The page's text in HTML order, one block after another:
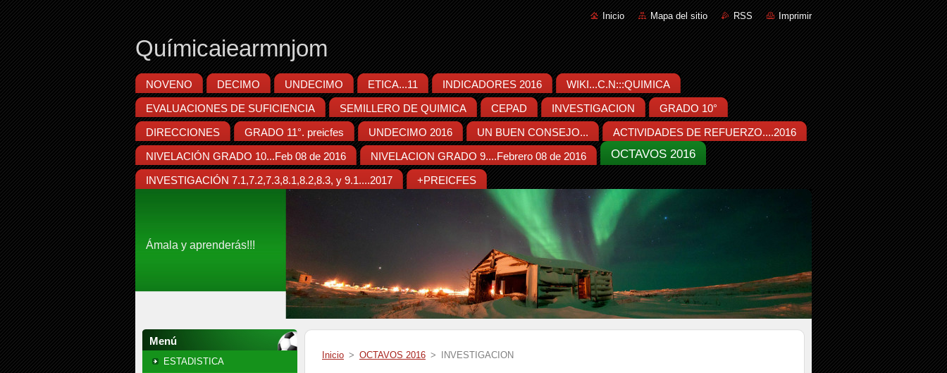
Inicio Mapa del sitio RSS Imprimir
Químicaiearmnjom
NOVENO DECIMO UNDECIMO ETICA...11 INDICADORES 2016 WIKI...C.N:::QUIMICA
EVALUACIONES DE SUFICIENCIA SEMILLERO DE QUIMICA CEPAD INVESTIGACION GRADO 10°
DIRECCIONES GRADO 11°. preicfes UNDECIMO 2016 UN BUEN CONSEJO... ACTIVIDADES DE REFUERZO....2016
NIVELACIÓN GRADO 10...Feb 08 de 2016 NIVELACION GRADO 9....Febrero 08 de 2016 OCTAVOS 2016
INVESTIGACIÓN 7.1,7.2,7.3,8.1,8.2,8.3, y 9.1....2017 +PREICFES
Ámala y aprenderás!!!
Menú
ESTADISTICA
Inicio > OCTAVOS 2016 > INVESTIGACION